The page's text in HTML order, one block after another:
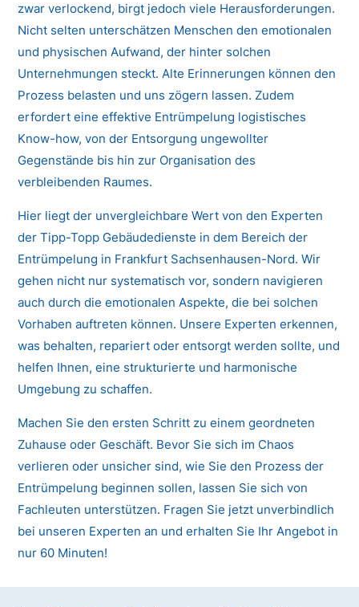
zwar verlockend, birgt jedoch viele Herausforderungen.
Nicht selten unterschätzen Menschen den emotionalen
und physischen Aufwand, der hinter solchen
Unternehmungen steckt. Alte Erinnerungen können den
Prozess belasten und uns zögern lassen. Zudem
erfordert eine effektive Entrümpelung logistisches
Know-how, von der Entsorgung ungewollter
Gegenstände bis hin zur Organisation des
verbleibenden Raumes.
Hier liegt der unvergleichbare Wert von den Experten
der Tipp-Topp Gebäudedienste in dem Bereich der
Entrümpelung in Frankfurt Sachsenhausen-Nord. Wir
gehen nicht nur systematisch vor, sondern navigieren
auch durch die emotionalen Aspekte, die bei solchen
Vorhaben auftreten können. Unsere Experten erkennen,
was behalten, repariert oder entsorgt werden sollte, und
helfen Ihnen, eine strukturierte und harmonische
Umgebung zu schaffen.
Machen Sie den ersten Schritt zu einem geordneten
Zuhause oder Geschäft. Bevor Sie sich im Chaos
verlieren oder unsicher sind, wie Sie den Prozess der
Entrümpelung beginnen sollen, lassen Sie sich von
Fachleuten unterstützen. Fragen Sie jetzt unverbindlich
bei unseren Experten an und erhalten Sie Ihr Angebot in
nur 60 Minuten!